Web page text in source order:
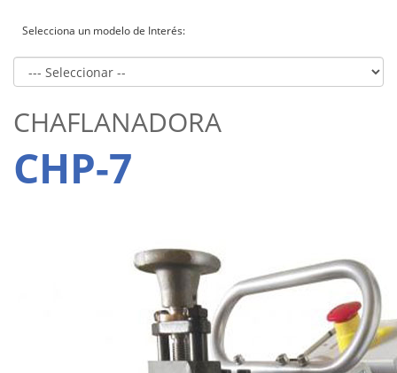
Selecciona un modelo de Interés:
CHAFLANADORA
CHP-7